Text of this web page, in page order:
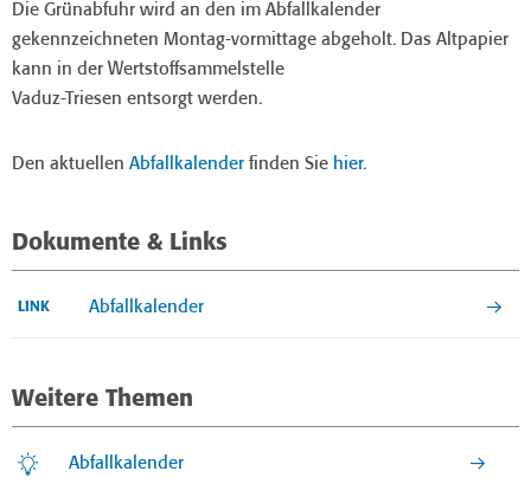
Die Grünabfuhr wird an den im Abfallkalender
gekennzeichneten Montag-vormittage abgeholt. Das Altpapier
kann in der Wertstoffsammelstelle
Vaduz-Triesen entsorgt werden.
Den aktuellen Abfallkalender finden Sie hier.
Dokumente & Links
LINK Abfallkalender
Weitere Themen
Abfallkalender